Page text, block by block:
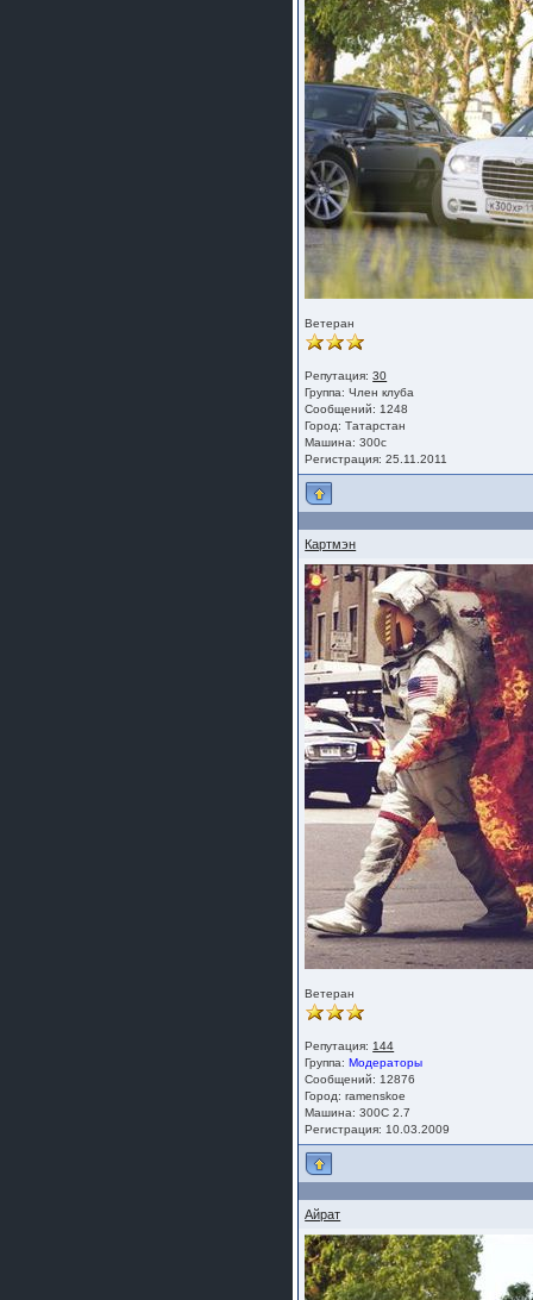
Ветеран
Репутация:30
Группа:Член клуба
Сообщений: 1248
Город: Татарстан
Машина: 300с
Регистрация: 25.11.2011
Картмэн
Ветеран
Репутация: 144
Группа:Модераторы
Сообщений: 12876
Город: ramenskoe
Машина: 300C 2.7
Регистрация: 10.03.2009
Айрат